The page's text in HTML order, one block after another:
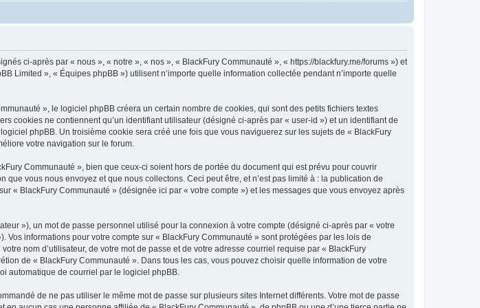
ci-après par « nous », « notre », « nos », « BlackFury Communauté », « https://blackfury.me/forums ») et
Limited », « Équipes phpBB ») utilisent n’importe quelle information collectée pendant n’importe quelle
», le logiciel phpBB créera un certain nombre de cookies, qui sont des petits fichiers textes
cookies ne contiennent qu’un identifiant utilisateur (désigné ci-après par « user-id ») et un identifiant de
phpBB. Un troisième cookie sera créé une fois que vous naviguerez sur les sujets de « BlackFury
votre navigation sur le forum.
Communauté », bien que ceux-ci soient hors de portée du document qui est prévu pour couvrir
vous nous envoyez et que nous collectons. Ceci peut être, et n’est pas limité à : la publication de
« BlackFury Communauté » (désignée ici par « votre compte ») et les messages que vous envoyez après
»), un mot de passe personnel utilisé pour la connexion à votre compte (désigné ci-après par « votre
informations pour votre compte sur « BlackFury Communauté » sont protégées par les lois de
nom d’utilisateur, de votre mot de passe et de votre adresse courriel requise par « BlackFury
de « BlackFury Communauté ». Dans tous les cas, vous pouvez choisir quelle information de votre
automatique de courriel par le logiciel phpBB.
de ne pas utiliser le même mot de passe sur plusieurs sites Internet différents. Votre mot de passe